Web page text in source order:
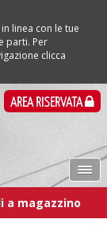
linea con le tue
parti. Per
clicca
AREA RISERVATA
a magazzino